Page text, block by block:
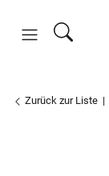
Zurück zur Liste